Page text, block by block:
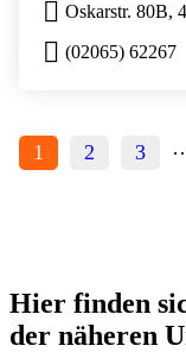
Oskarstr. 80B,
(02065) 62267
1 2 3
Hier finden
der näheren